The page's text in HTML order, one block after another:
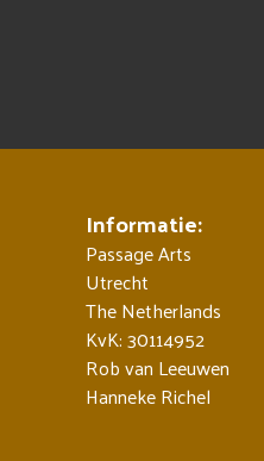
Informatie:
Passage Arts
Utrecht
The Netherlands
KvK: 30114952
Rob van Leeuwen
Hanneke Richel